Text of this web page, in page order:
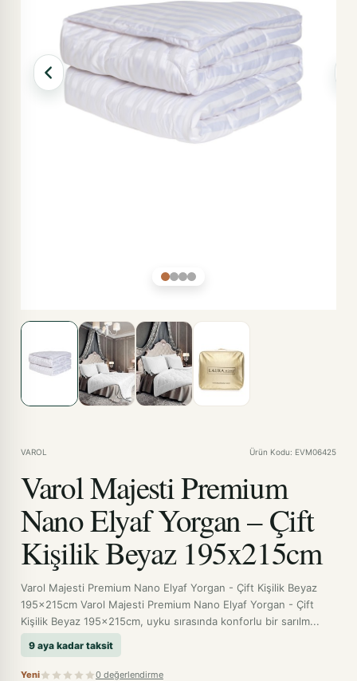
VAROL Ürün Kodu: EVM06425
Varol Majesti Premium
Nano Elyaf Yorgan – Çift
Kişilik Beyaz 195x215cm
Varol Majesti Premium Nano Elyaf Yorgan - Çift Kişilik Beyaz
195x215cm Varol Majesti Premium Nano Elyaf Yorgan - Çift
Kişilik Beyaz 195x215cm, uyku sırasında konforlu bir sarılm...
9 aya kadar taksit
Yeni 0 değerlendirme